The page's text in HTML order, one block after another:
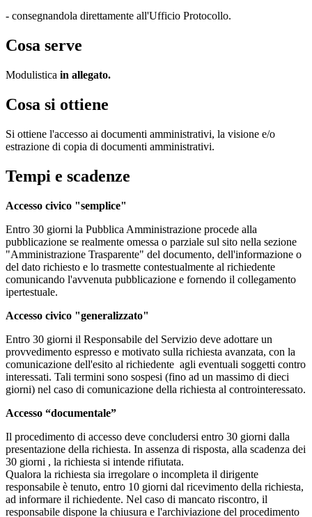
- consegnandola direttamente all'Ufficio Protocollo.
Cosa serve
Modulistica in allegato.
Cosa si ottiene
Si ottiene l'accesso ai documenti amministrativi, la visione e/o
estrazione di copia di documenti amministrativi.
Tempi e scadenze
Accesso civico "semplice"
Entro 30 giorni la Pubblica Amministrazione procede alla
pubblicazione se realmente omessa o parziale sul sito nella sezione
"Amministrazione Trasparente" del documento, dell'informazione o
del dato richiesto e lo trasmette contestualmente al richiedente
comunicando l'avvenuta pubblicazione e fornendo il collegamento
ipertestuale.
Accesso civico "generalizzato"
Entro 30 giorni il Responsabile del Servizio deve adottare un
provvedimento espresso e motivato sulla richiesta avanzata, con la
comunicazione dell'esito al richiedente agli eventuali soggetti contro
interessati. Tali termini sono sospesi (fino ad un massimo di dieci
giorni) nel caso di comunicazione della richiesta al controinteressato.
Accesso “documentale”
Il procedimento di accesso deve concludersi entro 30 giorni dalla
presentazione della richiesta. In assenza di risposta, alla scadenza dei
30 giorni , la richiesta si intende rifiutata.
Qualora la richiesta sia irregolare o incompleta il dirigente
responsabile è tenuto, entro 10 giorni dal ricevimento della richiesta,
ad informare il richiedente. Nel caso di mancato riscontro, il
responsabile dispone la chiusura e l'archiviazione del procedimento